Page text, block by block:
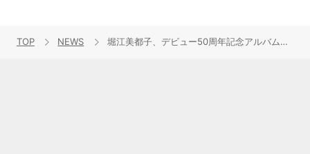
TOP NEWS 堀江美都子、デビュー50周年記念アルバムが2020年2月12日に発売決定！プロデューサーに武部聡志氏を迎えたアニソンカバー集！